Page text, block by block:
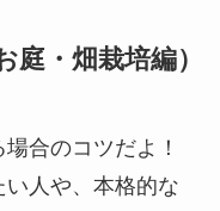
・畑栽培編）
場合のコツだよ！
人や、本格的な